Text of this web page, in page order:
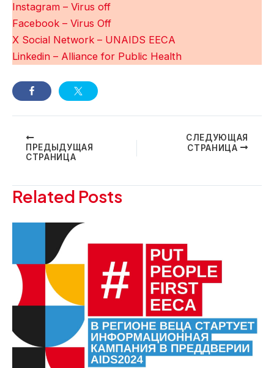
Instagram – Virus off
Facebook – Virus Off
X Social Network – UNAIDS EECA
Linkedin – Alliance for Public Health
Навигация
ПРЕДЫДУЩАЯ
СТРАНИЦА
СЛЕДУЮЩАЯ
СТРАНИЦА
Related Posts